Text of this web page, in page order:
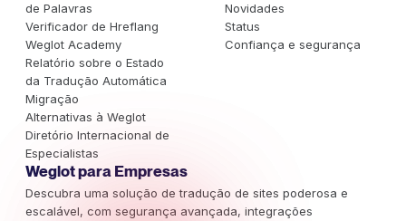
de Palavras
Verificador de Hreflang
Weglot Academy
Relatório sobre o Estado
da Tradução Automática
Migração
Alternativas à Weglot
Diretório Internacional de
Especialistas
Novidades
Status
Confiança e segurança
Weglot para Empresas
Descubra uma solução de tradução de sites poderosa e
escalável, com segurança avançada, integrações